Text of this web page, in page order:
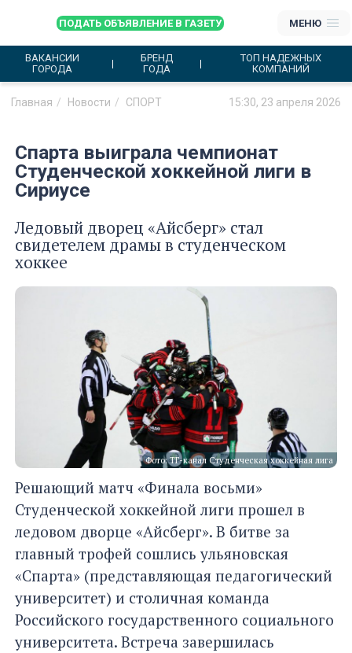
ПОДАТЬ ОБЪЯВЛЕНИЕ В ГАЗЕТУ МЕНЮ
ВАКАНСИИ
ГОРОДА
БРЕНД
ГОДА
ТОП НАДЕЖНЫХ
КОМПАНИЙ
Главная Новости СПОРТ 15:30, 23 апреля 2026
Спарта выиграла чемпионат
Студенческой хоккейной лиги в
Сириусе
Ледовый дворец «Айсберг» стал
свидетелем драмы в студенческом
хоккее
Фото: ТГ-канал Студенческая хоккейная лига
Решающий матч «Финала восьми»
Студенческой хоккейной лиги прошел в
ледовом дворце «Айсберг». В битве за
главный трофей сошлись ульяновская
«Спарта» (представляющая педагогический
университет) и столичная команда
Российского государственного социального
университета. Встреча завершилась